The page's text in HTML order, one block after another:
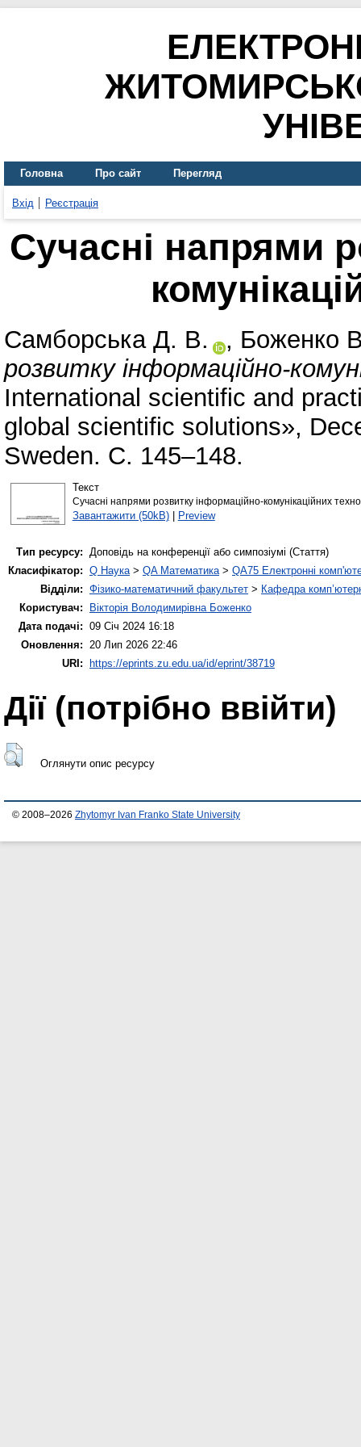
Головна Про сайт Перегляд
Вхід Реєстрація
Сучасні напрями
Самборська Д. В. , Боженко
розвитку інформаційно-
International scientific and
global scientific solutions»,
Sweden. С. 145–148.
Текст
Сучасні напрями розвитку інформаційно-комунікаційних
Завантажити (50kB)| Preview
Тип ресурсу: Доповідь на конференції або симпозіумі (Стаття)
Класифікатор: Q Наука> QA Математика> QA75 Електронні
Відділи: Фізико-математичний факультет > Кафедра
Користувач:
Вікторія Володимирівна Боженко
Дата подачі: 09 Січ 2024 16:18
Оновлення: 20 Лип 2026 22:46
URI:
https://eprints.zu.edu.ua/id/eprint/38719
Дії ​​(потрібно ввійти)
Оглянути опис ресурсу
© 2008–2026 Zhytomyr Ivan Franko State University